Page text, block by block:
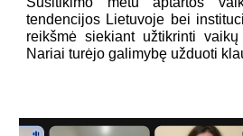
tendencijos Lietuvoje bei
reikšmė siekiant užtikrinti
Nariai turėjo galimybę užduoti